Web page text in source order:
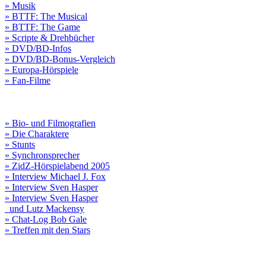
» Musik
» BTTF: The Musical
» BTTF: The Game
» Scripte & Drehbücher
» DVD/BD-Infos
» DVD/BD-Bonus-Vergleich
» Europa-Hörspiele
» Fan-Filme
» Bio- und Filmografien
» Die Charaktere
» Stunts
» Synchronsprecher
» ZidZ-Hörspielabend 2005
» Interview Michael J. Fox
» Interview Sven Hasper
» Interview Sven Hasper
und Lutz Mackensy
» Chat-Log Bob Gale
» Treffen mit den Stars